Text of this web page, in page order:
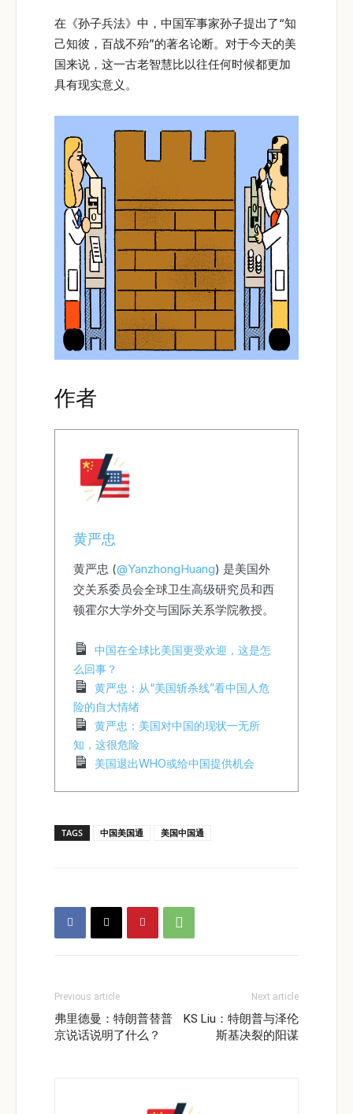
在《孙子兵法》中，中国军事家孙子提出了“知
己知彼，百战不殆”的著名论断。对于今天的美
国来说，这一古老智慧比以往任何时候都更加
具有现实意义。
作者
黄严忠
黄严忠 (@YanzhongHuang) 是美国外
交关系委员会全球卫生高级研究员和西
顿霍尔大学外交与国际关系学院教授。
中国在全球比美国更受欢迎，这是怎
么回事？
黄严忠：从“美国斩杀线”看中国人危
险的自大情绪
黄严忠：美国对中国的现状一无所
知，这很危险
美国退出WHO或给中国提供机会
TAGS 中国美国通 美国中国通
Previous article
弗里德曼：特朗普替普
京说话说明了什么？
Next article
KS Liu：特朗普与泽伦
斯基决裂的阳谋